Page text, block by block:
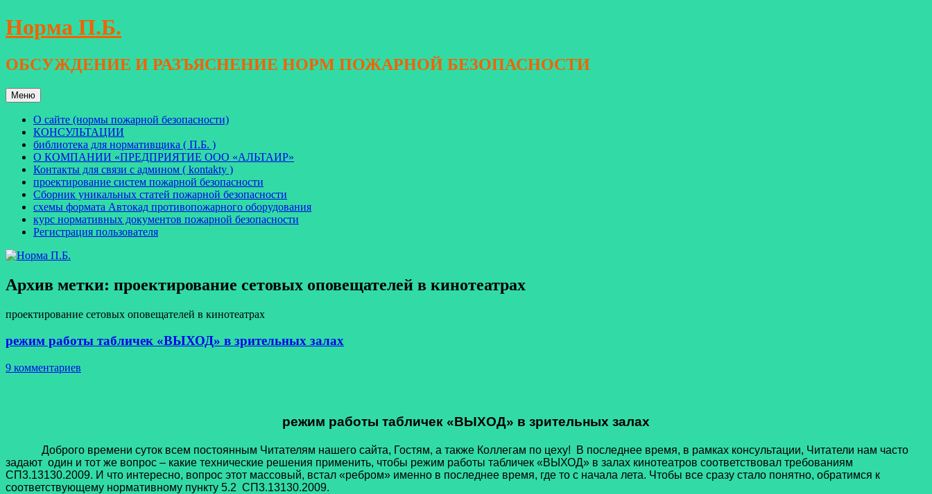
Перейти
к
Норма П.Б.
ОБСУЖДЕНИЕ И РАЗЪЯСНЕНИЕ НОРМ ПОЖАРНОЙ БЕЗОПАСНОСТИ
Меню
О сайте (нормы пожарной безопасности)
КОНСУЛЬТАЦИИ
библиотека для нормативщика ( П.Б. )
О КОМПАНИИ «ПРЕДПРИЯТИЕ ООО «АЛЬТАИР»
Контакты для связи с админом ( kontakty )
проектирование систем пожарной безопасности
Сборник уникальных статей пожарной безопасности
схемы формата Автокад противопожарного оборудования
курс нормативных документов пожарной безопасности
Регистрация пользователя
Архив метки: проектирование сетовых оповещателей в кинотеатрах
проектирование сетовых оповещателей в кинотеатрах
режим работы табличек «ВЫХОД» в зрительных залах
9 комментариев
режим работы табличек «ВЫХОД» в зрительных залах
Доброго времени суток всем постоянным Читателям нашего сайта, Гостям, а также Коллегам по цеху! В последнее время, в рамках консультации, Читатели нам часто
задают один и тот же вопрос – какие технические решения применить, чтобы режим работы табличек «ВЫХОД» в залах кинотеатров соответствовал требованиям
СП3.13130.2009. И что интересно, вопрос этот массовый, встал «ребром» именно в последнее время, где то с начала лета. Чтобы все сразу стало понятно, обратимся к
соответствующему нормативному пункту 5.2 СП3.13130.2009.